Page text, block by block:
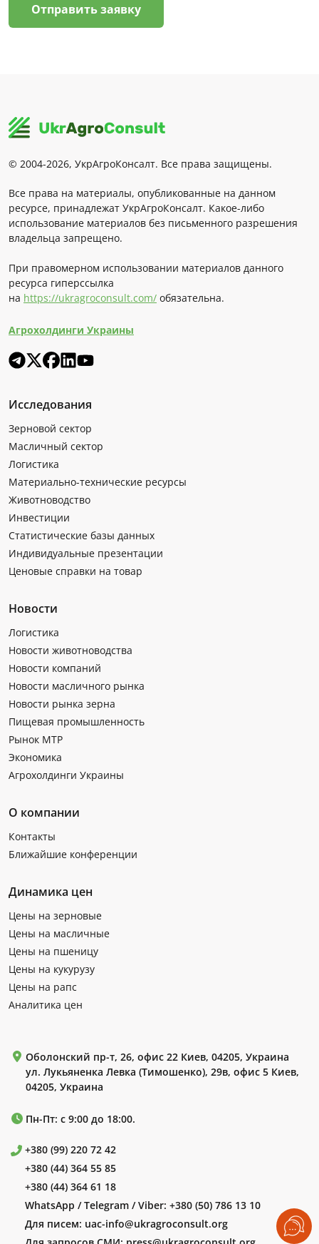
Отправить заявку
© 2004-2026, УкрАгроКонсалт. Все права защищены.
Все права на материалы, опубликованные на данном
ресурсе, принадлежат УкрАгроКонсалт. Какое-либо
использование материалов без письменного разрешения
владельца запрещено.
При правомерном использовании материалов данного
ресурса гиперссылка
на https://ukragroconsult.com/ обязательна.
Агрохолдинги Украины
Исследования
Зерновой сектор
Масличный сектор
Логистика
Материально-технические ресурсы
Животноводство
Инвестиции
Статистические базы данных
Индивидуальные презентации
Ценовые справки на товар
Новости
Логистика
Новости животноводства
Новости компаний
Новости масличного рынка
Новости рынка зерна
Пищевая промышленность
Рынок МТР
Экономика
Агрохолдинги Украины
О компании
Контакты
Ближайшие конференции
Динамика цен
Цены на зерновые
Цены на масличные
Цены на пшеницу
Цены на кукурузу
Цены на рапс
Аналитика цен
Оболонский пр-т, 26, офис 22 Киев, 04205, Украина
ул. Лукьяненка Левка (Тимошенко), 29в, офис 5 Киев,
04205, Украина
Пн-Пт: с 9:00 до 18:00.
+380 (99) 220 72 42
+380 (44) 364 55 85
+380 (44) 364 61 18
WhatsApp / Telegram / Viber: +380 (50) 786 13 10
Для писем: uac-info@ukragroconsult.org